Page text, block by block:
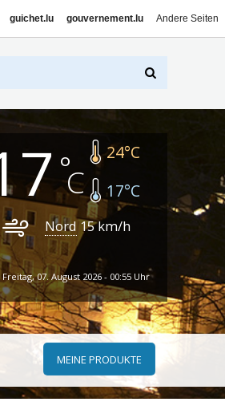
guichet.lu gouvernement.lu Andere Seiten
24°C
17°C
Nord 15km/h
Freitag, 07. August 2026 - 00:55 Uhr
MEINE PRODUKTE